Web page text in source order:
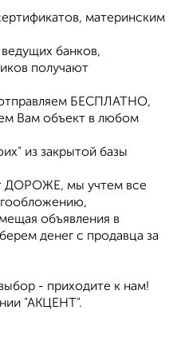
материнским
банков,
получают
БЕСПЛАТНО,
Вам объект в любом
из закрытой базы
ДОРОЖЕ, мы учтем все
объявления в
денег с продавца за
- приходите к нам!
"АКЦЕНТ".